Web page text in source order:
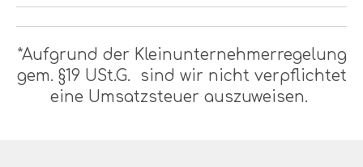
*Aufgrund der Kleinunternehmerregelung
gem. §19 USt.G. sind wir nicht verpflichtet
eine Umsatzsteuer auszuweisen.